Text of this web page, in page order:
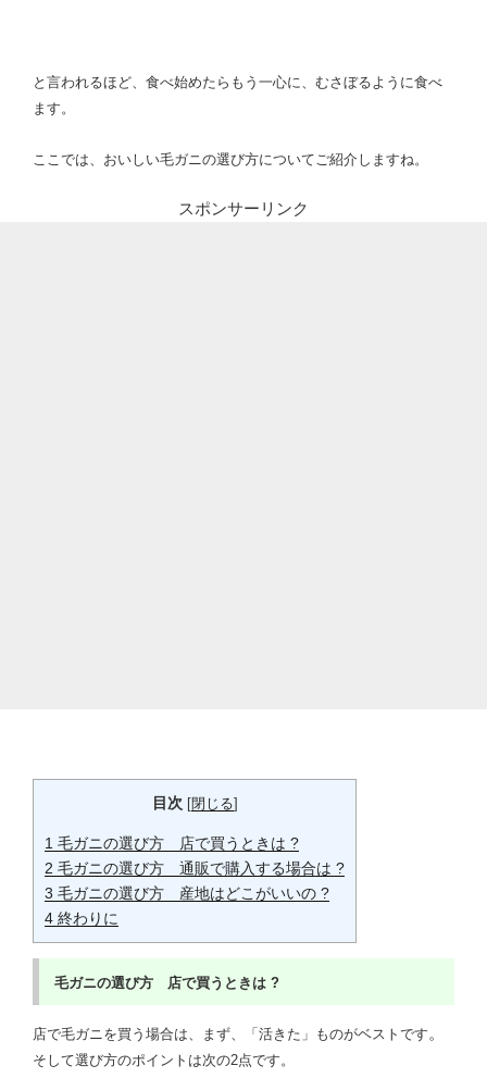
と言われるほど、食べ始めたらもう一心に、むさぼるように食べ
ます。
ここでは、おいしい毛ガニの選び方についてご紹介しますね 。
スポンサーリンク
目次 [閉じる]
1 毛ガニの選び方 店で買うときは ?
2 毛ガニの選び方 通販で購入する場合は ?
3 毛ガニの選び方 産地はどこがいいの ?
4 終わりに
毛ガニの選び方 店で買うときは ?
店で毛ガニを買う場合は、まず、「活きた」ものがベストです 。
そして選び方のポイントは次の2点です。